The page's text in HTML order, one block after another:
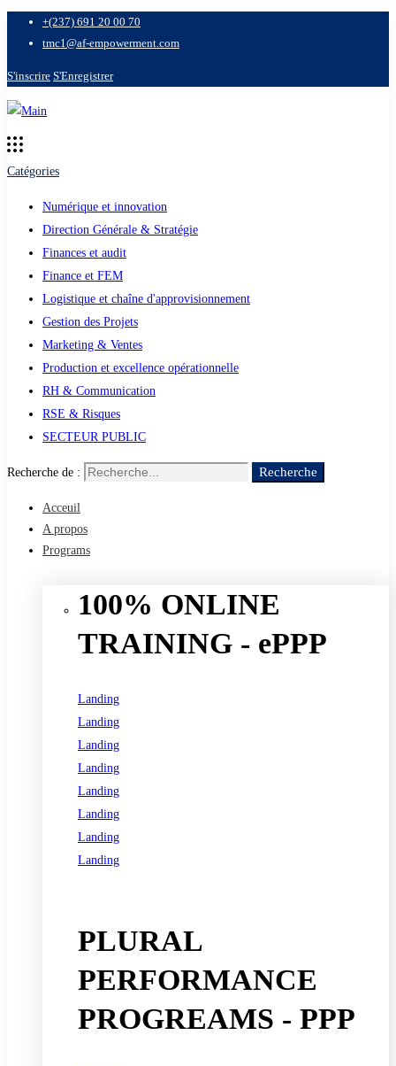
+(237) 691 20 00 70
tmc1@af-empowerment.com
S'inscrire S'Enregistrer
Catégories
Numérique et innovation
Direction Générale & Stratégie
Finances et audit
Finance et FEM
Logistique et chaîne d'approvisionnement
Gestion des Projets
Marketing & Ventes
Production et excellence opérationnelle
RH & Communication
RSE & Risques
SECTEUR PUBLIC
Recherche de : Recherche
Acceuil
A propos
Programs
100% ONLINE
TRAINING - ePPP
Landing
Landing
Landing
Landing
Landing
Landing
Landing
Landing
PLURAL
PERFORMANCE
PROGREAMS - PPP